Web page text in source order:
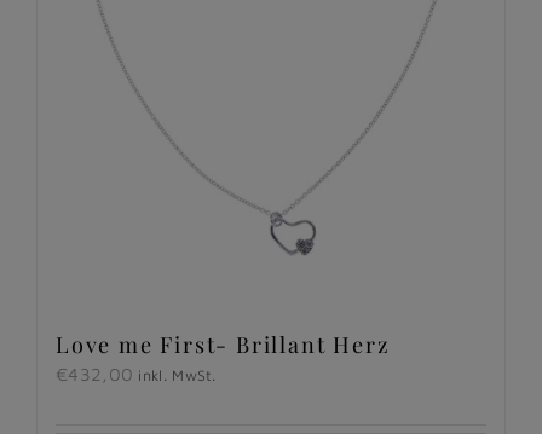
Love me First- Brillant Herz
€432,00 inkl. MwSt.